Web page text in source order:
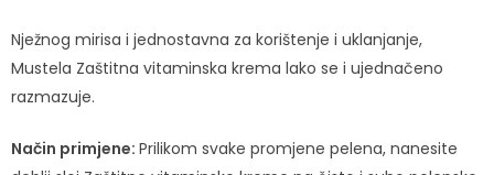
Nježnog mirisa i jednostavna za korištenje i uklanjanje,
Mustela Zaštitna vitaminska krema lako se i ujednačeno
razmazuje.
Način primjene: Prilikom svake promjene pelena, nanesite